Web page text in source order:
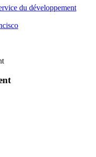
du développement